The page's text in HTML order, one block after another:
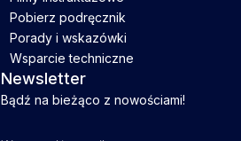
Pobierz podręcznik
Porady i wskazówki
Wsparcie techniczne
Newsletter
Bądź na bieżąco z nowościami!